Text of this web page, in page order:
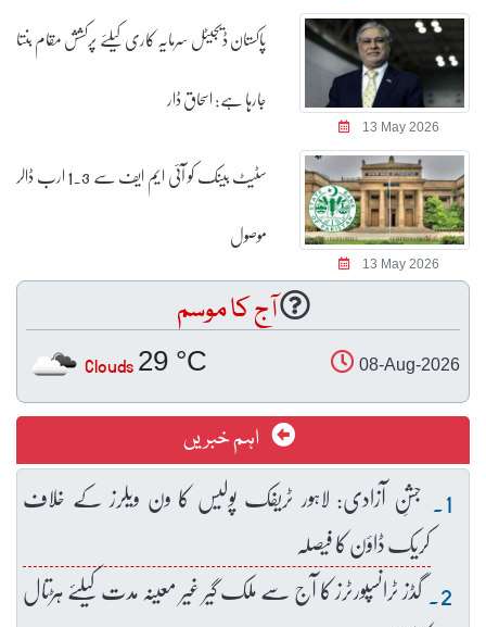
13 May 2026
پاکستان ڈیجیٹل سرمایہ کاری کیلئے پرکشش مقام بنتا
جارہا ہے: اسحاق ڈار
13 May 2026
سٹیٹ بینک کو آئی ایم ایف سے 1.3 ارب ڈالر
موصول
آج کا موسم
08-Aug-2026
29 °C
Clouds
اہم خبریں
جشنِ آزادی: لاہور ٹریفک پولیس کا ون ویلرز کے خلاف
کریک ڈاؤن کا فیصلہ
گڈز ٹرانسپورٹرز کا آج سے ملک گیر غیر معینہ مدت کیلئے ہڑتال